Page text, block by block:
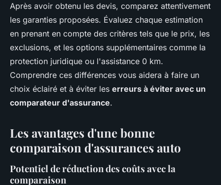
Après avoir obtenu les devis, comparez attentivement
les garanties proposées. Évaluez chaque estimation
en prenant en compte des critères tels que le prix, les
exclusions, et les options supplémentaires comme la
protection juridique ou l'assistance 0 km.
Comprendre ces différences vous aidera à faire un
choix éclairé et à éviter les erreurs à éviter avec un
comparateur d'assurance.
Les avantages d'une bonne
comparaison d'assurances auto
Potentiel de réduction des coûts avec la
comparaison